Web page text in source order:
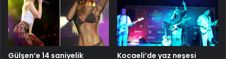
Gülşen’e 14 saniyelik
Kocaeli’de yaz neşesi